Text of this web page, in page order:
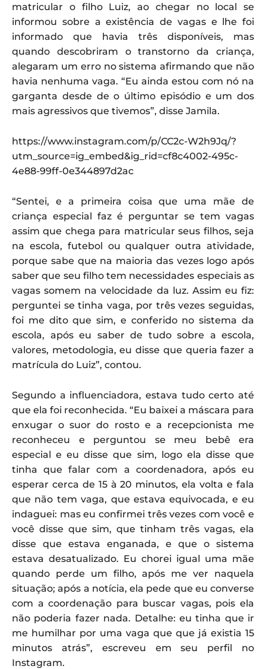
matricular o filho Luiz, ao chegar no local se
informou sobre a existência de vagas e lhe foi
informado que havia três disponíveis, mas
quando descobriram o transtorno da criança,
alegaram um erro no sistema afirmando que não
havia nenhuma vaga. “Eu ainda estou com nó na
garganta desde de o último episódio e um dos
mais agressivos que tivemos”, disse Jamila.
https://www.instagram.com/p/CC2c-W2h9Jq/?
utm_source=ig_embed&ig_rid=cf8c4002-495c-
4e88-99ff-0e344897d2ac
“Sentei, e a primeira coisa que uma mãe de
criança especial faz é perguntar se tem vagas
assim que chega para matricular seus filhos, seja
na escola, futebol ou qualquer outra atividade,
porque sabe que na maioria das vezes logo após
saber que seu filho tem necessidades especiais as
vagas somem na velocidade da luz. Assim eu fiz:
perguntei se tinha vaga, por três vezes seguidas,
foi me dito que sim, e conferido no sistema da
escola, após eu saber de tudo sobre a escola,
valores, metodologia, eu disse que queria fazer a
matrícula do Luiz”, contou.
Segundo a influenciadora, estava tudo certo até
que ela foi reconhecida. “Eu baixei a máscara para
enxugar o suor do rosto e a recepcionista me
reconheceu e perguntou se meu bebê era
especial e eu disse que sim, logo ela disse que
tinha que falar com a coordenadora, após eu
esperar cerca de 15 à 20 minutos, ela volta e fala
que não tem vaga, que estava equivocada, e eu
indaguei: mas eu confirmei três vezes com você e
você disse que sim, que tinham três vagas, ela
disse que estava enganada, e que o sistema
estava desatualizado. Eu chorei igual uma mãe
quando perde um filho, após me ver naquela
situação; após a notícia, ela pede que eu converse
com a coordenação para buscar vagas, pois ela
não poderia fazer nada. Detalhe: eu tinha que ir
me humilhar por uma vaga que que já existia 15
minutos atrás”, escreveu em seu perfil no
Instagram.